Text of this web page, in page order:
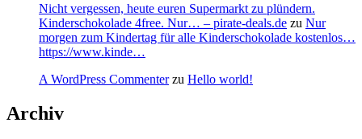
Nicht vergessen, heute euren Supermarkt zu plündern.
Kinderschokolade 4free. Nur… – pirate-deals.de zu Nur
morgen zum Kindertag für alle Kinderschokolade kostenlos…
https://www.kinde…
A WordPress Commenterzu Hello world!
Archiv